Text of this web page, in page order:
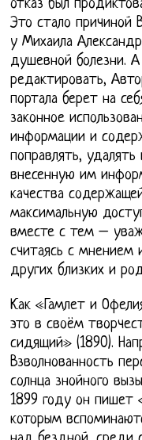
отказ был
Это стало причиной
у Михаила
душевной болезни.
редактировать,
портала берет на
законное
информации и
поправлять,
внесенную им
качества
максимальную
вместе с тем –
считаясь с мнением
других близких и
Как «Гамлет и
это в своём
сидящий» (1890).
Взволнованность
солнца знойного
1899 году он пишет
которым